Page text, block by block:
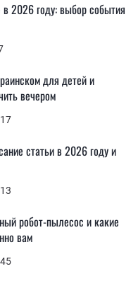
2026 году: выбор события
для детей и
вечером
статьи в 2026 году и
робот-пылесос и какие
вам